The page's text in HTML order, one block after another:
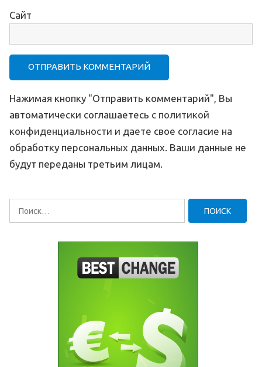
Сайт
Нажимая кнопку "Отправить комментарий", Вы
автоматически соглашаетесь с политикой
конфиденциальности и даете свое согласие на
обработку персональных данных. Ваши данные не
будут переданы третьим лицам.
Найти: